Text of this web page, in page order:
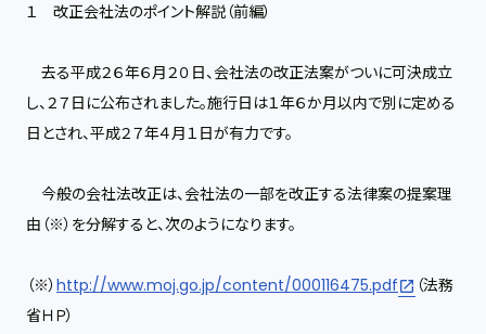
１ 改正会社法のポイント解説（前編）
去る平成２６年６月２０日、会社法の改正法案がついに可決成立
し、２７日に公布されました。施行日は１年６か月以内で別に定める
日とされ、平成２７年４月１日が有力です。
今般の会社法改正は、会社法の一部を改正する法律案の提案理
由（※）を分解すると、次のようになります。
（※） http://www.moj.go.jp/content/000116475.pdf
（法務
省ＨＰ）